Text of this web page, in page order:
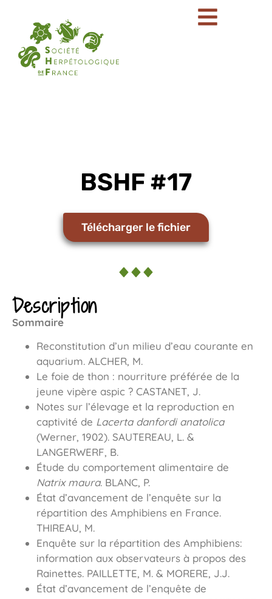
BSHF #17
Télécharger le fichier
Description
Sommaire
Reconstitution d’un milieu d’eau courante en
aquarium. ALCHER, M.
Le foie de thon : nourriture préférée de la
jeune vipère aspic ? CASTANET, J.
Notes sur l’élevage et la reproduction en
captivité de Lacerta danfordi anatolica
(Werner, 1902). SAUTEREAU, L. &
LANGERWERF, B.
Étude du comportement alimentaire de
Natrix maura. BLANC, P.
État d’avancement de l’enquête sur la
répartition des Amphibiens en France.
THIREAU, M.
Enquête sur la répartition des Amphibiens:
information aux observateurs à propos des
Rainettes. PAILLETTE, M. & MORERE, J.J.
État d’avancement de l’enquête de